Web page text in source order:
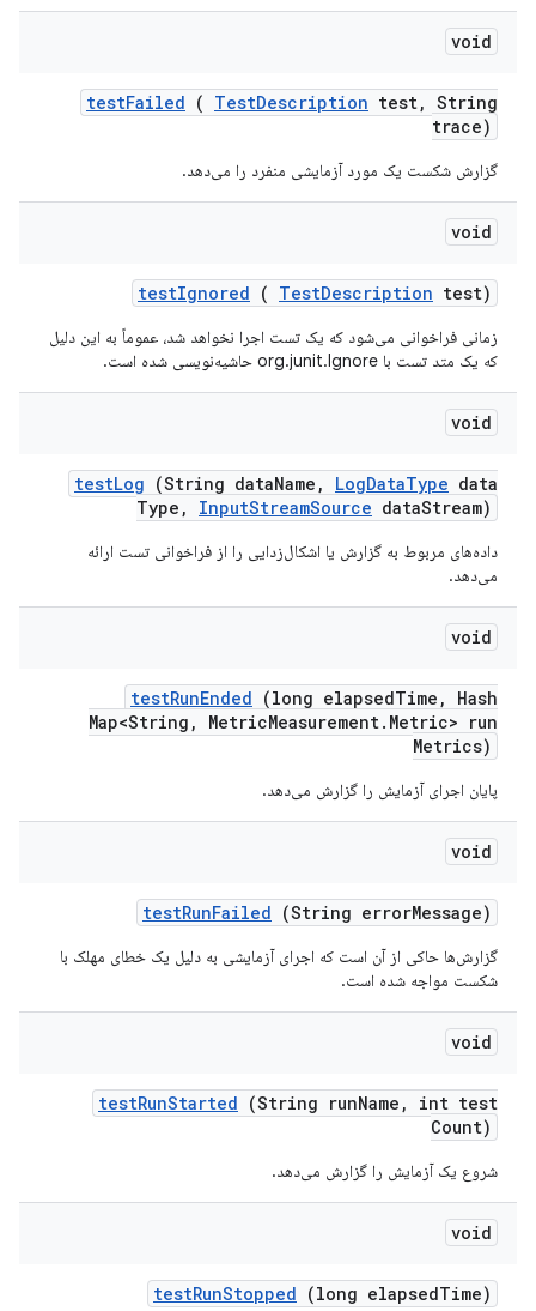
void
testFailed ( TestDescription test, String
trace)
گزارش شکست یک مورد آزمایشی منفرد را می‌دهد.
void
testIgnored ( TestDescription test)
زمانی فراخوانی می‌شود که یک تست اجرا نخواهد شد، عموماً به این دلیل
که یک متد تست با org.junit.Ignore حاشیه‌نویسی شده است.
void
testLog (String dataName , LogDataType data
Type , InputStreamSource dataStream)
داده‌های مربوط به گزارش یا اشکال‌زدایی را از فراخوانی تست ارائه
می‌دهد.
void
testRunEnded (long elapsedTime ,
Hash
Map<String , MetricMeasurement. Metric> run
Metrics)
پایان اجرای آزمایش را گزارش می‌دهد.
void
testRunFailed (String errorMessage)
گزارش‌ها حاکی از آن است که اجرای آزمایشی به دلیل یک خطای مهلک با
شکست مواجه شده است.
void
testRunStarted (String runName ,
int test
Count)
شروع یک آزمایش را گزارش می‌دهد.
void
testRunStopped (long elapsedTime)